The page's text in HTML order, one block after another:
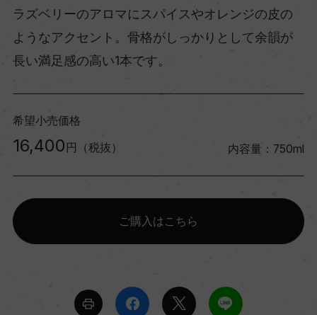
ラズベリーのアロマにスパイスやオレンジの皮の
ようなアクセント。骨格がしっかりとして余韻が
長い満足感の高い1本です。
希望小売価格
16,400 円（税抜） 内容量：750ml
ご購入はこちら